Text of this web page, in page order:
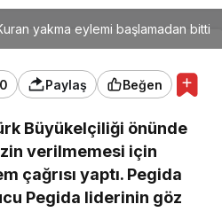
yakma eylemi başlamadan bitti
0 Paylaş Beğen
Büyükelçiliği önünde
verilmemesi için
çağrısı yaptı. Pegida
Pegida liderinin göz